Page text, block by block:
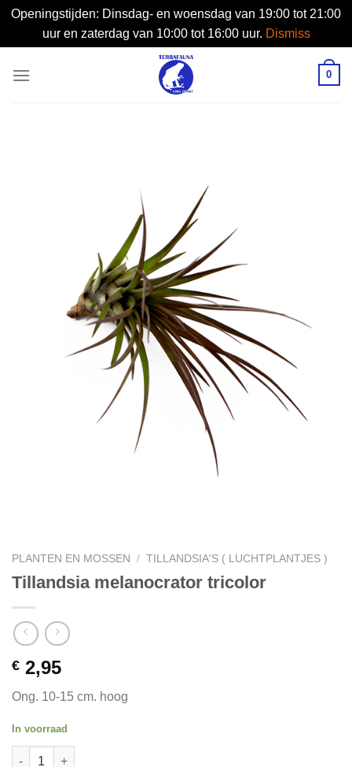
Openingstijden: Dinsdag- en woensdag van 19:00 tot 21:00
uur en zaterdag van 10:00 tot 16:00 uur. Dismiss
0
PLANTEN EN MOSSEN / TILLANDSIA'S ( LUCHTPLANTJES )
Tillandsia melanocrator tricolor
€ 2,95
Ong. 10-15 cm. hoog
In voorraad
Tillandsia melanocrator tricolor quantity